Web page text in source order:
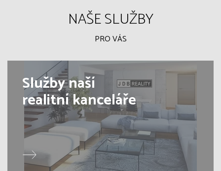
NAŠE SLUŽBY
PRO VÁS
Služby naší
realitní kanceláře